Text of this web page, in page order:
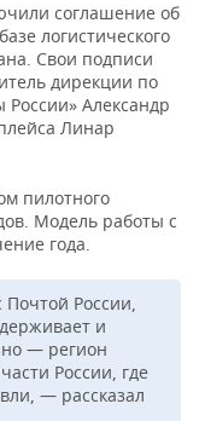
соглашение об
логистического
Свои подписи
дирекции по
России» Александр
Линар
пилотного
Модель работы с
года.
России,
и
— регион
России, где
— рассказал